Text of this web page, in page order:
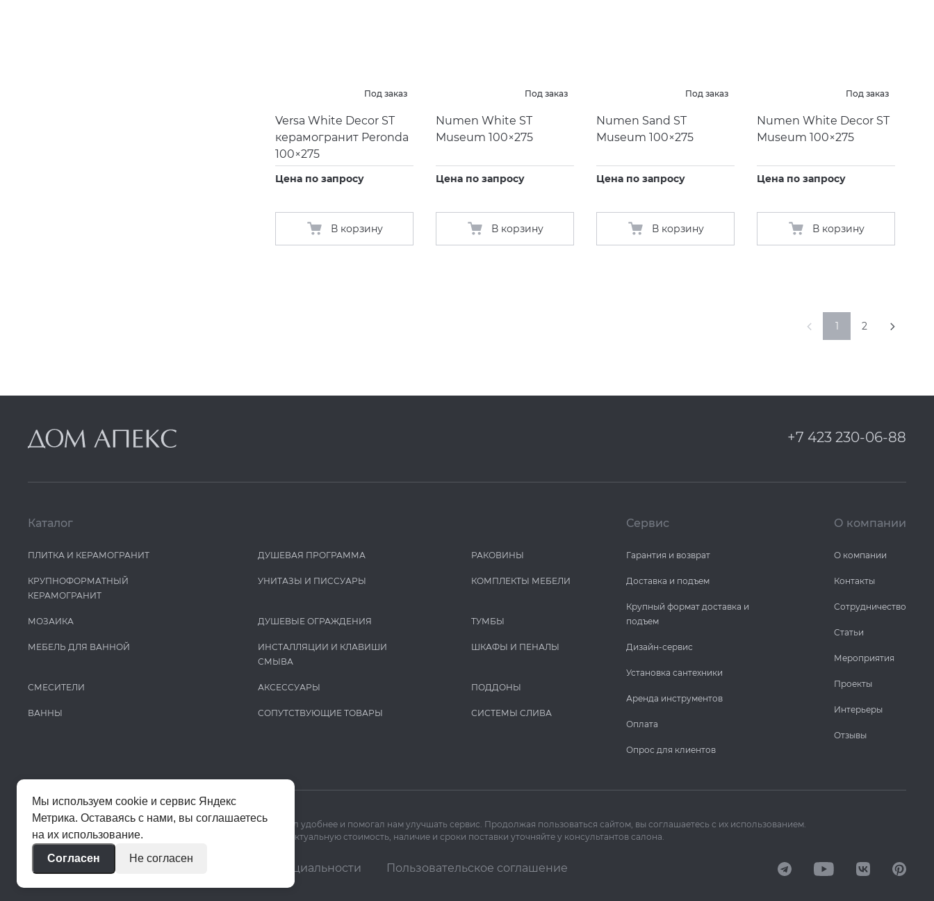
Под заказ
Versa White Decor ST
керамогранит Peronda
100×275
Цена по запросу
В корзину
Под заказ
Numen White ST
Museum 100×275
Цена по запросу
В корзину
Под заказ
Numen Sand ST
Museum 100×275
Цена по запросу
В корзину
Под заказ
Numen White Decor ST
Museum 100×275
Цена по запросу
В корзину
1 2
+7 423 230-06-88
Каталог
ПЛИТКА И КЕРАМОГРАНИТ
КРУПНОФОРМАТНЫЙ
КЕРАМОГРАНИТ
МОЗАИКА
МЕБЕЛЬ ДЛЯ ВАННОЙ
СМЕСИТЕЛИ
ВАННЫ
ДУШЕВАЯ ПРОГРАММА
УНИТАЗЫ И ПИCCУАРЫ
ДУШЕВЫЕ ОГРАЖДЕНИЯ
ИНСТАЛЛЯЦИИ И КЛАВИШИ
СМЫВА
АКСЕССУАРЫ
СОПУТСТВУЮЩИЕ ТОВАРЫ
РАКОВИНЫ
КОМПЛЕКТЫ МЕБЕЛИ
ТУМБЫ
ШКАФЫ И ПЕНАЛЫ
ПОДДОНЫ
СИСТЕМЫ СЛИВА
Сервис
Гарантия и возврат
Доставка и подъем
Крупный формат доставка и
подъем
Дизайн-сервис
Установка сантехники
Аренда инструментов
Оплата
Опрос для клиентов
О компании
О компании
Контакты
Сотрудничество
Статьи
Мероприятия
Проекты
Интерьеры
Отзывы
Мы используем cookie и Яндекс Метрику, чтобы сайт работал удобнее и помогал нам улучшать сервис. Продолжая пользоваться сайтом, вы соглашаетесь с их использованием.
Цены на сайте помогают ориентироваться в ассортименте. Актуальную стоимость, наличие и сроки поставки уточняйте у консультантов салона.
© 2020–2026 «Апекс» Политика конфиденциальности Пользовательское соглашение
Мы используем cookie и сервис Яндекс
Метрика. Оставаясь с нами, вы соглашаетесь
на их использование.
Согласен
Не согласен